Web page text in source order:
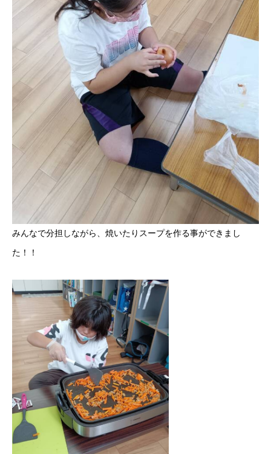
みんなで分担しながら、焼いたりスープを作る事ができまし
た！！